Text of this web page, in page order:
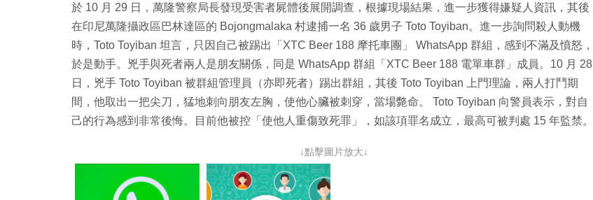
於 10 月 29 日，萬隆警察局長發現受害者屍體後展開調查，根據現場結果，進一步獲得嫌疑人資訊，其後
在印尼萬隆攝政區巴林達區的 Bojongmalaka 村逮捕一名 36 歲男子 Toto Toyiban。進一步詢問殺人動機
時，Toto Toyiban 坦言，只因自己被踢出「XTC Beer 188 摩托車團」 WhatsApp 群組，感到不滿及憤怒，
於是動手。兇手與死者兩人是朋友關係，同是 WhatsApp 群組「XTC Beer 188 電單車群」成員。10 月 28
日，兇手 Toto Toyiban 被群組管理員（亦即死者）踢出群組，其後 Toto Toyiban 上門理論，兩人打鬥期
間，他取出一把尖刀，猛地刺向朋友左胸，使他心臟被刺穿，當場斃命。 Toto Toyiban 向警員表示，對自
己的行為感到非常後悔。目前他被控「使他人重傷致死罪」，如該項罪名成立，最高可被判處 15 年監禁。
↓點擊圖片放大↓